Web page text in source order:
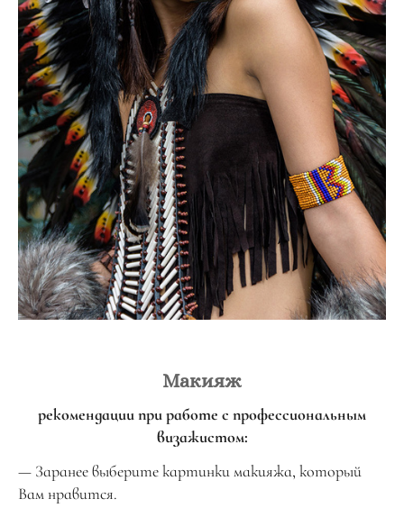
Макияж
рекомендации при работе с профессиональным
визажистом:
— Заранее выберите картинки макияжа, который
Вам нравится.